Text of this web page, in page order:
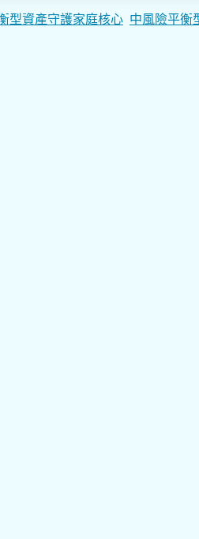
型資產守護家庭核心 中風險平衡